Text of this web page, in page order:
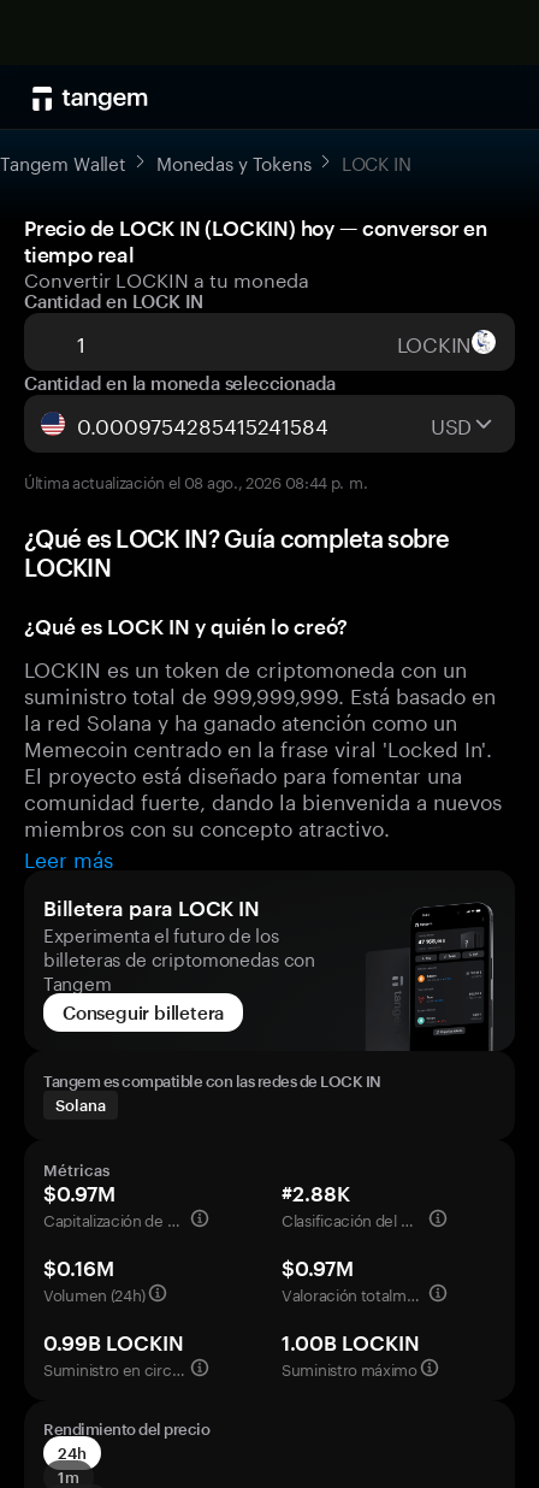
Tangem Wallet Monedas y Tokens LOCK IN
Precio de LOCK IN (LOCKIN) hoy — conversor en
tiempo real
Convertir LOCKIN a tu moneda
Cantidad en LOCK IN
LOCKIN
Cantidad en la moneda seleccionada
USD
Última actualización el 08 ago., 2026 08:44 p. m.
¿Qué es LOCK IN? Guía completa sobre
LOCKIN
¿Qué es LOCK IN y quién lo creó?
LOCKIN es un token de criptomoneda con un
suministro total de 999,999,999. Está basado en
la red Solana y ha ganado atención como un
Memecoin centrado en la frase viral 'Locked In'.
El proyecto está diseñado para fomentar una
comunidad fuerte, dando la bienvenida a nuevos
miembros con su concepto atractivo.
Leer más
Billetera para LOCK IN
Experimenta el futuro de los
billeteras de criptomonedas con
Tangem
Conseguir billetera
Tangem es compatible con las redes de LOCK IN
Solana
Métricas
$0.97M
Capitalización de mercado
#2.88K
Clasificación del mercado
$0.16M
Volumen (24h)
$0.97M
Valoración totalmente diluida
0.99B LOCKIN
Suministro en circulación
1.00B LOCKIN
Suministro máximo
Rendimiento del precio
24h
1m